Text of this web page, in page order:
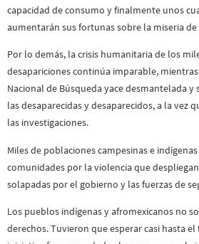
capacidad de consumo y finalmente unos
aumentarán sus fortunas sobre la miseria
Por lo demás, la crisis humanitaria de los
desapariciones continúa imparable,
Nacional de Búsqueda yace desmantelada y
las desaparecidas y desaparecidos, a la vez
las investigaciones.
Miles de poblaciones campesinas e
comunidades por la violencia que
solapadas por el gobierno y las fuerzas de
Los pueblos indígenas y afromexicanos no
derechos. Tuvieron que esperar casi hasta